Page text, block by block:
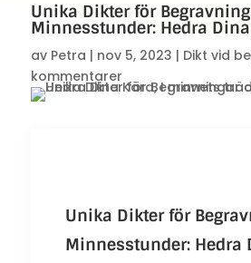
Unika Dikter för
Minnesstunder: Hedra
av Petra | nov 5, 2023 | Dikt vid
kommentarer
Unika Dikter för
Minnesstunder: Hedra